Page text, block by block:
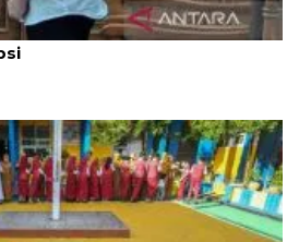
bebas Amsal Sitepu karena